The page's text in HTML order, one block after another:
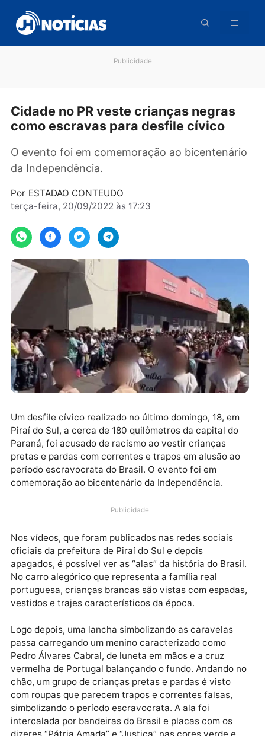
para
conteúdo
Cidade no PR veste crianças negras
O evento foi em comemoração ao
da Independência.
Por
ESTADAO CONTEUDO
terça-feira, 20/09/2022 às 17:23
Um desfile cívico realizado no último domingo, 18,
Piraí do Sul, a cerca de 180 quilômetros da capital do
pretas e pardas com correntes e trapos em alusão
comemoração ao bicentenário da Independência.
Publicidade
Nos vídeos, que foram publicados nas redes sociais
oficiais da prefeitura de Piraí do Sul e depois
apagados, é possível ver as “alas” da história do
No carro alegórico que representa a família real
portuguesa, crianças brancas são vistas com
vestidos e trajes característicos da época.
Logo depois, uma lancha simbolizando as caravelas
passa carregando um menino caracterizado como
Pedro Álvares Cabral, de luneta em mãos e a cruz